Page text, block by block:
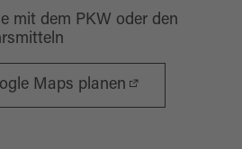
mit dem PKW oder den
Maps planen